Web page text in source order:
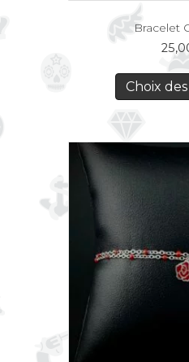
Bracelet
Choix